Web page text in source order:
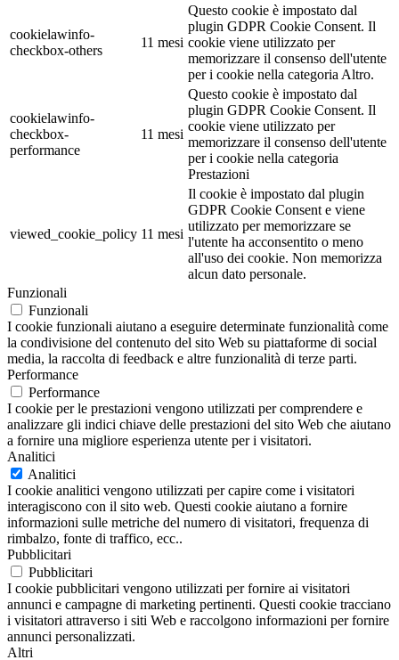
cookielawinfo-
checkbox-others
11 mesi
Questo cookie è impostato dal
plugin GDPR Cookie Consent. Il
cookie viene utilizzato per
memorizzare il consenso dell'utente
per i cookie nella categoria Altro.
cookielawinfo-
checkbox-
performance
11 mesi
Questo cookie è impostato dal
plugin GDPR Cookie Consent. Il
cookie viene utilizzato per
memorizzare il consenso dell'utente
per i cookie nella categoria
Prestazioni
viewed_cookie_policy 11 mesi
Il cookie è impostato dal plugin
GDPR Cookie Consent e viene
utilizzato per memorizzare se
l'utente ha acconsentito o meno
all'uso dei cookie. Non memorizza
alcun dato personale.
Funzionali
Funzionali
I cookie funzionali aiutano a eseguire determinate funzionalità come
la condivisione del contenuto del sito Web su piattaforme di social
media, la raccolta di feedback e altre funzionalità di terze parti.
Performance
Performance
I cookie per le prestazioni vengono utilizzati per comprendere e
analizzare gli indici chiave delle prestazioni del sito Web che aiutano
a fornire una migliore esperienza utente per i visitatori.
Analitici
Analitici
I cookie analitici vengono utilizzati per capire come i visitatori
interagiscono con il sito web. Questi cookie aiutano a fornire
informazioni sulle metriche del numero di visitatori, frequenza di
rimbalzo, fonte di traffico, ecc..
Pubblicitari
Pubblicitari
I cookie pubblicitari vengono utilizzati per fornire ai visitatori
annunci e campagne di marketing pertinenti. Questi cookie tracciano
i visitatori attraverso i siti Web e raccolgono informazioni per fornire
annunci personalizzati.
Altri